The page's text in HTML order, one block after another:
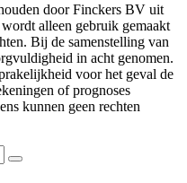
door Finckers BV uit
alleen gebruik gemaakt
Bij de samenstelling van
in acht genomen.
voor het geval de
of prognoses
kunnen geen rechten